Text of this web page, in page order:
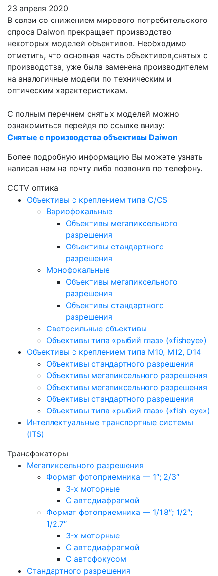
23 апреля 2020
В связи со снижением мирового потребительского
спроса Daiwon прекращает производство
некоторых моделей объективов. Необходимо
отметить, что основная часть объективов,снятых с
производства, уже была заменена производителем
на аналогичные модели по техническим и
оптическим характеристикам.
С полным перечнем снятых моделей можно
ознакомиться перейдя по ссылке внизу:
Снятые с производства объективы Daiwon
Более подробную информацию Вы можете узнать
написав нам на почту либо позвонив по телефону.
CCTV оптика
Объективы с креплением типа C/CS
Вариофокальные
Объективы мегапиксельного
разрешения
Объективы стандартного
разрешения
Монофокальные
Объективы мегапиксельного
разрешения
Объективы стандартного
разрешения
Светосильные объективы
Объективы типа «рыбий глаз» («fisheye»)
Объективы с креплением типа M10, M12, D14
Объективы стандартного разрешения
Объективы мегапиксельного разрешения
Объективы мегапиксельного разрешения
Объективы стандартного разрешения
Объективы типа «рыбий глаз» («fish-eye»)
Интеллектуальные транспортные системы
(ITS)
Трансфокаторы
Мегапиксельного разрешения
Формат фотоприемника — 1″; 2/3″
3-х моторные
С автодиафрагмой
Формат фотоприемника — 1/1.8″; 1/2″;
1/2.7″
3-х моторные
С автодиафрагмой
С автофокусом
Стандартного разрешения